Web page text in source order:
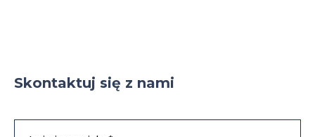
Skontaktuj się z nami